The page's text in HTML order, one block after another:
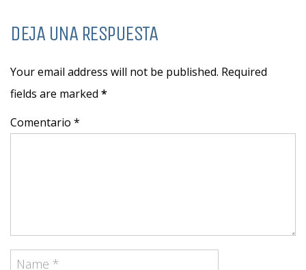
DEJA UNA RESPUESTA
Your email address will not be published. Required
fields are marked *
Comentario *